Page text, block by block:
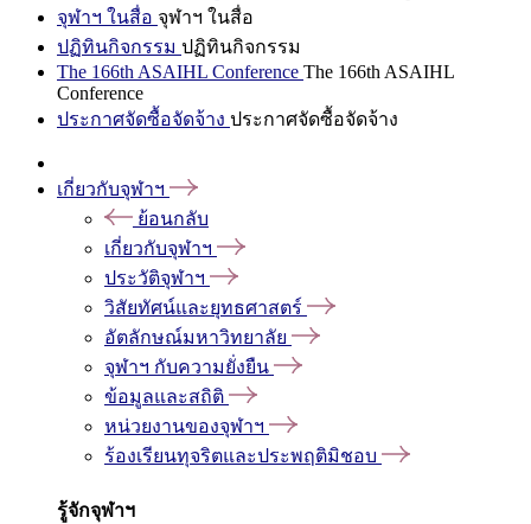
จุฬาฯ ในสื่อ จุฬาฯ ในสื่อ
ปฏิทินกิจกรรม ปฏิทินกิจกรรม
The 166th ASAIHL Conference The 166th ASAIHL
Conference
ประกาศจัดซื้อจัดจ้าง ประกาศจัดซื้อจัดจ้าง
เกี่ยวกับจุฬาฯ
ย้อนกลับ
เกี่ยวกับจุฬาฯ
ประวัติจุฬาฯ
วิสัยทัศน์และยุทธศาสตร์
อัตลักษณ์มหาวิทยาลัย
จุฬาฯ กับความยั่งยืน
ข้อมูลและสถิติ
หน่วยงานของจุฬาฯ
ร้องเรียนทุจริตและประพฤติมิชอบ
รู้จักจุฬาฯ